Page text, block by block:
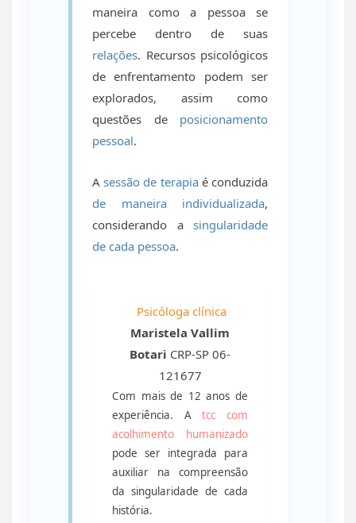
maneira como a pessoa se
percebe dentro de suas
relações. Recursos psicológicos
de enfrentamento podem ser
explorados, assim como
questões de posicionamento
pessoal.
Asessão de terapiaé conduzida
de maneira individualizada,
considerando a singularidade
de cada pessoa.
Psicóloga clínica
Maristela Vallim
Botari CRP-SP 06-
121677
Com mais de 12 anos de
experiência. Atcc com
acolhimento humanizado
pode ser integrada para
auxiliar na compreensão
da singularidade de cada
história.